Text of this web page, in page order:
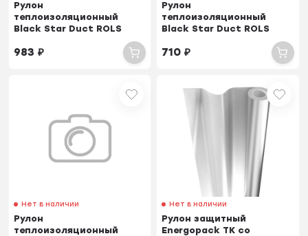
Рулон
теплоизоляционный
Black Star Duct ROLS
ISOMARKET 15мм х 1м х 7м
983₽
Рулон
теплоизоляционный
Black Star Duct ROLS
10м
710₽
Нет в наличии
Рулон
теплоизоляционный
Нет в наличии
Рулон защитный
Energopack TK со